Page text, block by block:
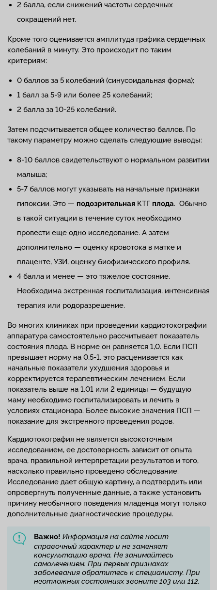
2 балла, если снижений частоты сердечных
сокращений нет.
Кроме того оценивается амплитуда графика сердечных
колебаний в минуту. Это происходит по таким
критериям:
0 баллов за 5 колебаний (синусоидальная форма);
1 балл за 5-9 или более 25 колебаний;
2 балла за 10-25 колебаний.
Затем подсчитывается общее количество баллов. По
такому параметру можно сделать следующие выводы:
8-10 баллов свидетельствуют о нормальном развитии
малыша;
5-7 баллов могут указывать на начальные признаки
гипоксии. Это — подозрительная КТГ плода. Обычно
в такой ситуации в течение суток необходимо
провести еще одно исследование. А затем
дополнительно — оценку кровотока в матке и
плаценте, УЗИ, оценку биофизического профиля.
4 балла и менее — это тяжелое состояние.
Необходима экстренная госпитализация, интенсивная
терапия или родоразрешение.
Во многих клиниках при проведении кардиотокографии
аппаратура самостоятельно рассчитывает показатель
состояния плода. В норме он равняется 1,0. Если ПСП
превышает норму на 0,5-1, это расценивается как
начальные показатели ухудшения здоровья и
корректируется терапевтическим лечением. Если
показатель выше на 1,01 или 2 единицы — будущую
маму необходимо госпитализировать и лечить в
условиях стационара. Более высокие значения ПСП —
показание для экстренного проведения родов.
Кардиотокография не является высокоточным
исследованием, ее достоверность зависит от опыта
врача, правильной интерпретации результатов и того,
насколько правильно проведено обследование.
Исследование дает общую картину, а подтвердить или
опровергнуть полученные данные, а также установить
причину необычного поведения младенца могут только
дополнительные диагностические процедуры.
Важно! Информация на сайте носит
справочный характер и не заменяет
консультацию врача. Не занимайтесь
самолечением. При первых признаках
заболевания обратитесь к специалисту. При
неотложных состояниях звоните 103 или 112.